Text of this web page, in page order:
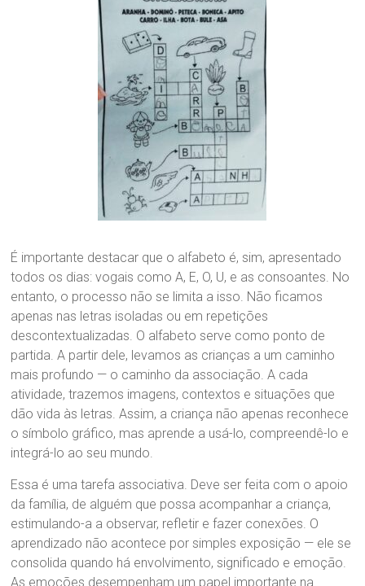
É importante destacar que o alfabeto é, sim, apresentado
todos os dias: vogais como A, E, O, U, e as consoantes. No
entanto, o processo não se limita a isso. Não ficamos
apenas nas letras isoladas ou em repetições
descontextualizadas. O alfabeto serve como ponto de
partida. A partir dele, levamos as crianças a um caminho
mais profundo — o caminho da associação. A cada
atividade, trazemos imagens, contextos e situações que
dão vida às letras. Assim, a criança não apenas reconhece
o símbolo gráfico, mas aprende a usá-lo, compreendê-lo e
integrá-lo ao seu mundo.
Essa é uma tarefa associativa. Deve ser feita com o apoio
da família, de alguém que possa acompanhar a criança,
estimulando-a a observar, refletir e fazer conexões. O
aprendizado não acontece por simples exposição — ele se
consolida quando há envolvimento, significado e emoção.
As emoções desempenham um papel importante na